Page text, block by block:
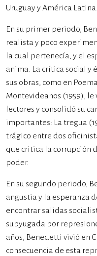
Uruguay y América Latina.
En su primer periodo,
realista y poco
la cual pertenecía, y el
anima. La crítica social y
sus obras, como en
Montevideanos (1959),
lectores y consolidó su
importantes: La tregua
trágico entre dos
que critica la corrupción
poder.
En su segundo periodo,
angustia y la esperanza
encontrar salidas
subyugada por
años, Benedetti vivió en
consecuencia de esta